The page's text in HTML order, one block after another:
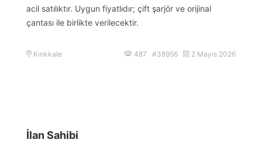
acil satılıktır. Uygun fiyatlıdır; çift şarjör ve orijinal
çantası ile birlikte verilecektir.
Kırıkkale 487 #38956 2 Mayıs 2026
İlan Sahibi